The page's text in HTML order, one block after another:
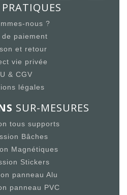
PRATIQUES
nous ?
de paiement
et retour
vie privée
& CGV
légales
SUR-MESURES
tous supports
Bâches
Magnétiques
Stickers
panneau Alu
panneau PVC